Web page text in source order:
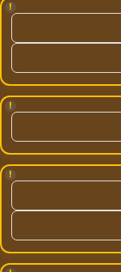
!
!
!